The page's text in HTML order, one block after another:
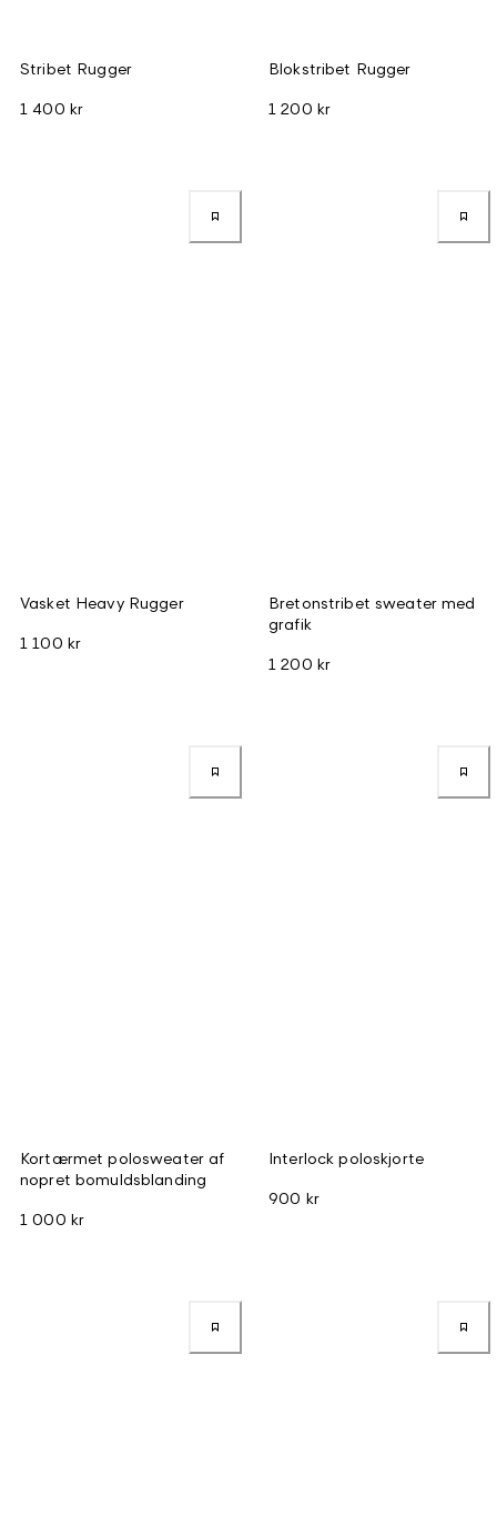
Stribet Rugger
1 400 kr
Blokstribet Rugger
1 200 kr
Vasket Heavy Rugger
1 100 kr
Bretonstribet sweater med
grafik
1 200 kr
Kortærmet polosweater af
nopret bomuldsblanding
1 000 kr
Interlock poloskjorte
900 kr